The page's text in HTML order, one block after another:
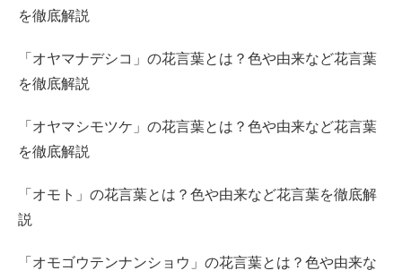
を徹底解説
「オヤマナデシコ」の花言葉とは？色や由来など花言葉
を徹底解説
「オヤマシモツケ」の花言葉とは？色や由来など花言葉
を徹底解説
「オモト」の花言葉とは？色や由来など花言葉を徹底解
説
「オモゴウテンナンショウ」の花言葉とは？色や由来な